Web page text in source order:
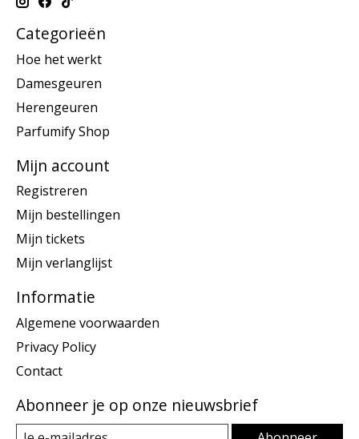
Categorieën
Hoe het werkt
Damesgeuren
Herengeuren
Parfumify Shop
Mijn account
Registreren
Mijn bestellingen
Mijn tickets
Mijn verlanglijst
Informatie
Algemene voorwaarden
Privacy Policy
Contact
Abonneer je op onze nieuwsbrief